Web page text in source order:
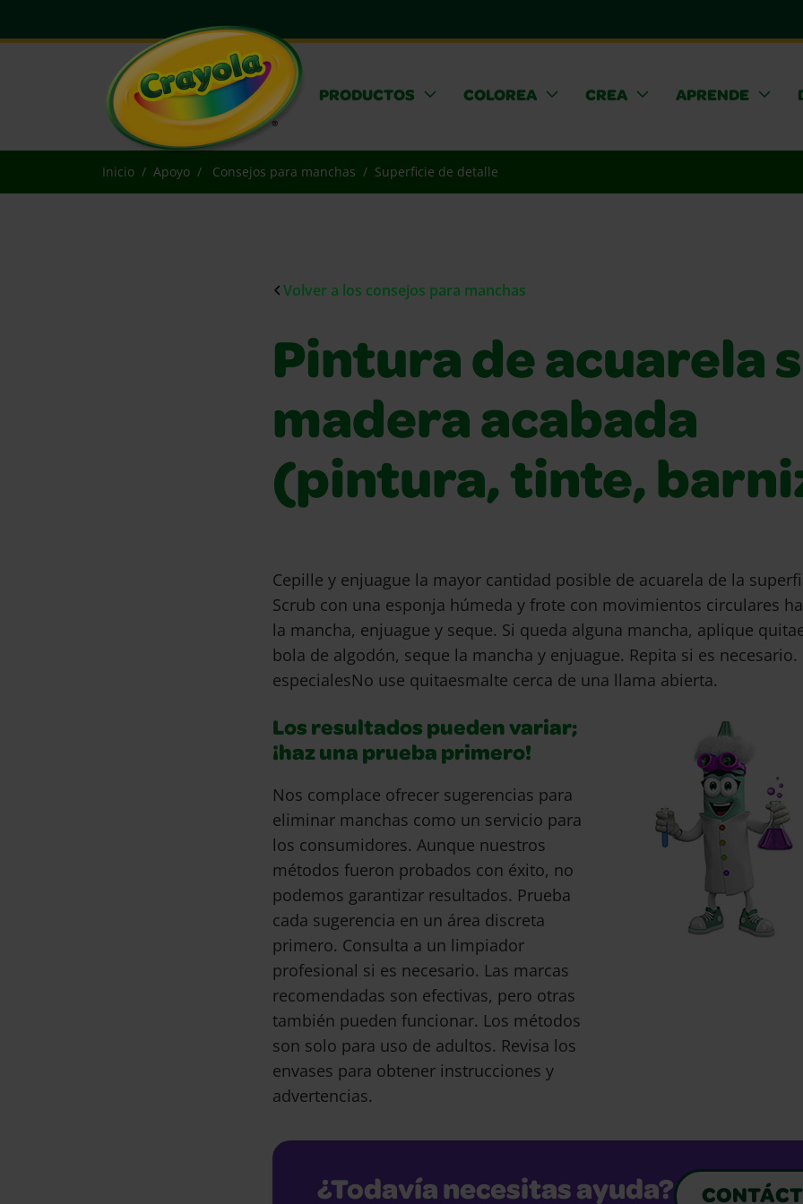
PRODUCTOS COLOREA CREA APRENDE
Inicio Apoyo Consejos para manchas Superficie de detalle
Volver a los consejos para manchas
Pintura de acuarela
madera acabada
(pintura, tinte,
Cepille y enjuague la mayor cantidad posible de acuarela de la
Scrub con una esponja húmeda y frote con movimientos circulares
la mancha, enjuague y seque. Si queda alguna mancha, aplique
bola de algodón, seque la mancha y enjuague. Repita si es necesario.
especialesNo use quitaesmalte cerca de una llama abierta.
Los resultados pueden variar;
¡haz una prueba primero!
Nos complace ofrecer sugerencias para
eliminar manchas como un servicio para
los consumidores. Aunque nuestros
métodos fueron probados con éxito, no
podemos garantizar resultados. Prueba
cada sugerencia en un área discreta
primero. Consulta a un limpiador
profesional si es necesario. Las marcas
recomendadas son efectivas, pero otras
también pueden funcionar. Los métodos
son solo para uso de adultos. Revisa los
envases para obtener instrucciones y
advertencias.
¿Todavía necesitas ayuda?